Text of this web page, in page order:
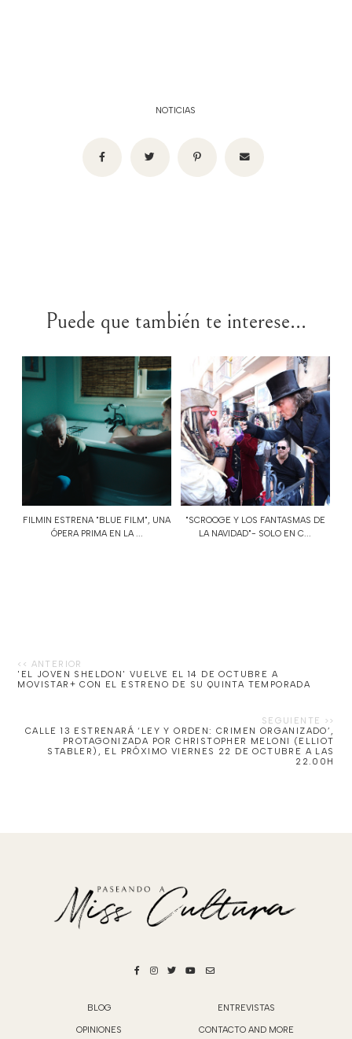
NOTICIAS
Puede que también te interese...
FILMIN ESTRENA "BLUE FILM", UNA
ÓPERA PRIMA EN LA ...
"SCROOGE Y LOS FANTASMAS DE
LA NAVIDAD"- SOLO EN C...
'EL JOVEN SHELDON' VUELVE EL 14 DE OCTUBRE A
MOVISTAR+ CON EL ESTRENO DE SU QUINTA TEMPORADA
CALLE 13 ESTRENARÁ ‘LEY Y ORDEN: CRIMEN ORGANIZADO’,
PROTAGONIZADA POR CHRISTOPHER MELONI (ELLIOT
STABLER), EL PRÓXIMO VIERNES 22 DE OCTUBRE A LAS
22.00H
BLOG ENTREVISTAS
OPINIONES CONTACTO AND MORE